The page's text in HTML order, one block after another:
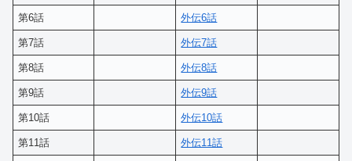
第6話 外伝6話
第7話 外伝7話
第8話 外伝8話
第9話 外伝9話
第10話 外伝10話
第11話 外伝11話